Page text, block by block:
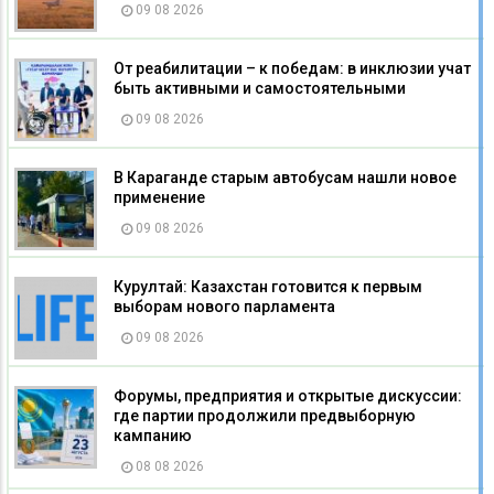
09 08 2026
От реабилитации – к победам: в инклюзии учат
быть активными и самостоятельными
09 08 2026
В Караганде старым автобусам нашли новое
применение
09 08 2026
Курултай: Казахстан готовится к первым
выборам нового парламента
09 08 2026
Форумы, предприятия и открытые дискуссии:
где партии продолжили предвыборную
кампанию
08 08 2026